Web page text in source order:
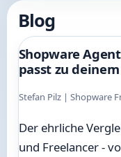
Blog
Shopware
passt zu
Stefan Pilz | Shopware
Der ehrliche
und Freelancer -